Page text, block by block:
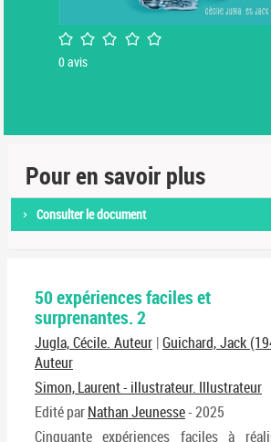
Nouveauté
/5
0avis
Pour en savoir plus
Consulter le document
50 expériences faciles et
surprenantes. 2
Jugla, Cécile. Auteur |Guichard, Jack
Auteur
Simon, Laurent - illustrateur. Illustrateur
Edité parNathan Jeunesse- 2025
Cinquante expériences faciles à